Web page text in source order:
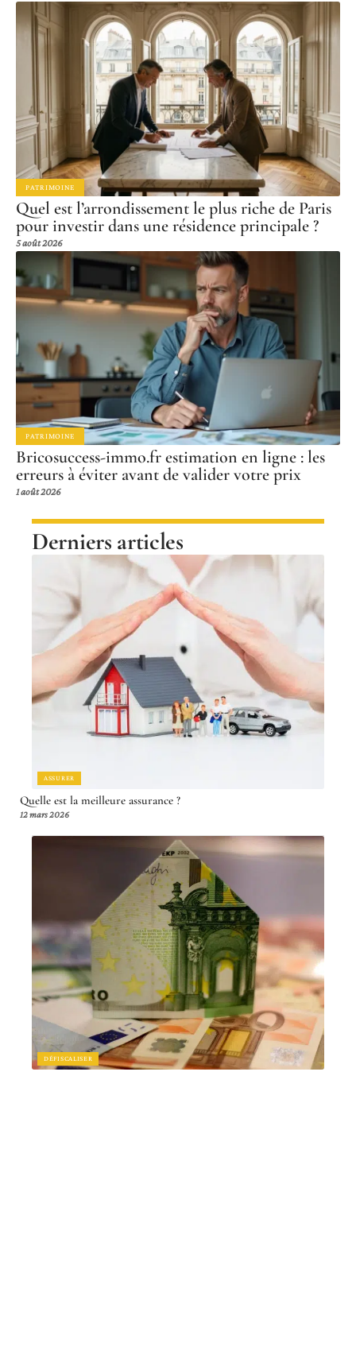
PATRIMOINE
Quel est l’arrondissement le plus riche de Paris
pour investir dans une résidence principale ?
5 août 2026
PATRIMOINE
Bricosuccess-immo.fr estimation en ligne : les
erreurs à éviter avant de valider votre prix
1 août 2026
Derniers articles
ASSURER
Quelle est la meilleure assurance ?
12 mars 2026
DÉFISCALISER